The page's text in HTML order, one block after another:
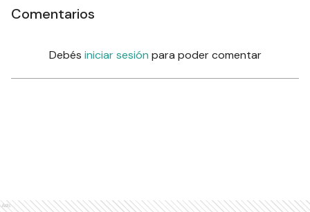
Comentarios
Debés iniciar sesión para poder comentar
Ads